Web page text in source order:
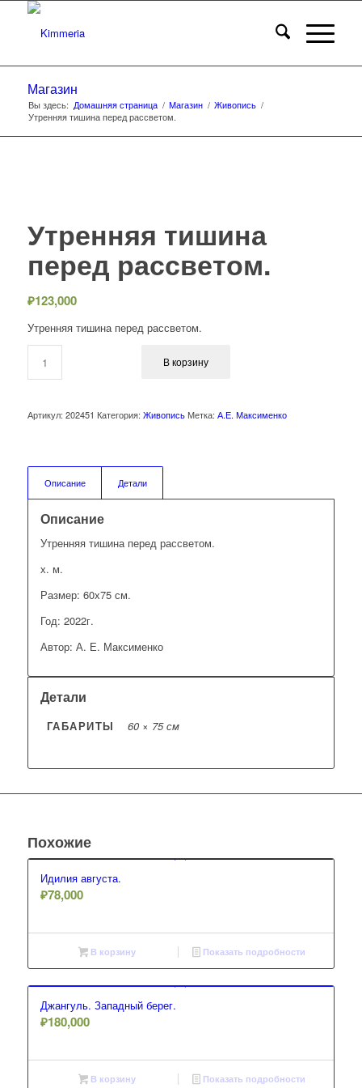
Магазин
Вы здесь: Домашняя страница / Магазин / Живопись /
Утренняя тишина перед рассветом.
Утренняя тишина
перед рассветом.
₽123,000
Утренняя тишина перед рассветом.
В корзину
Артикул: 202451 Категория: Живопись Метка: А.Е. Максименко
Описание Детали
Описание
Утренняя тишина перед рассветом.
х. м.
Размер: 60х75 см.
Год: 2022г.
Автор: А. Е. Максименко
Детали
ГАБАРИТЫ 60 × 75 см
Похожие
Идилия августа.
₽78,000
В корзину Показать подробности
Джангуль. Западный берег.
₽180,000
В корзину Показать подробности